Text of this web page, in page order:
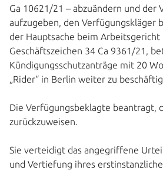
Ga 10621/21 – abzuändern und der
aufzugeben, den Verfügungskläger
der Hauptsache beim Arbeitsgericht
Geschäftszeichen 34 Ca 9361/21,
Kündigungsschutzanträge mit 20
„Rider“ in Berlin weiter zu
Die Verfügungsbeklagte beantragt,
zurückzuweisen.
Sie verteidigt das angegriffene
und Vertiefung ihres